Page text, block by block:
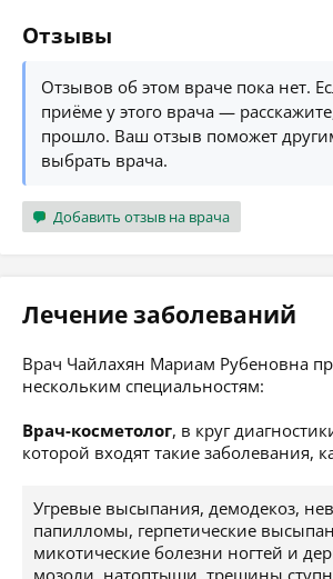
Отзывы
Отзывов об этом враче пока нет.
приёме у этого врача —
прошло. Ваш отзыв поможет
выбрать врача.
Добавить отзыв на врача
Лечение заболеваний
Врач Чайлахян Мариам Рубеновна
нескольким специальностям:
Врач-косметолог, в круг
которой входят такие заболевания,
Угревые высыпания, демодекоз,
папилломы, герпетические
микотические болезни ногтей и
мозоли, натоптыши, трещины